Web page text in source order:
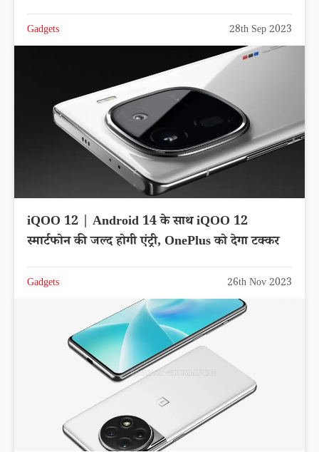
Gadgets 28th Sep 2023
iQOO 12 | Android 14 के साथ iQOO 12
स्मार्टफोन की जल्द होगी एंट्री, OnePlus को देगा टक्कर
Gadgets 26th Nov 2023